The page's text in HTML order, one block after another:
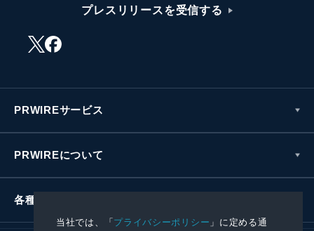
当社では、「プライバシーポリシー 」に定める通
プレスリリースを受信する
PRWIREサービス
PRWIREについて
各種お問い合わせ